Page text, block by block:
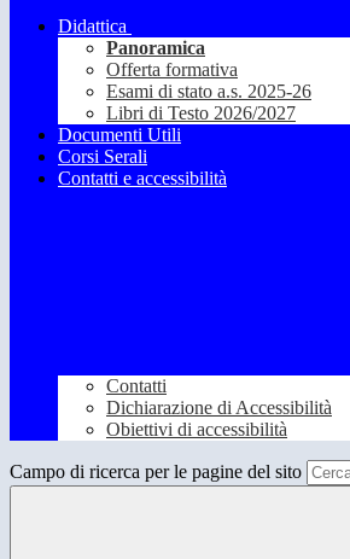
Didattica
Panoramica
Offerta formativa
Esami di stato a.s. 2025-26
Libri di Testo 2026/2027
Documenti Utili
Corsi Serali
Contatti e accessibilità
Contatti
Dichiarazione di Accessibilità
Obiettivi di accessibilità
Campo di ricerca per le pagine del sito